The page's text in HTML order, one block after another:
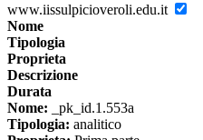
www.iissulpicioveroli.edu.it
Nome
Tipologia
Proprieta
Descrizione
Durata
Nome: _pk_id.1.553a
Tipologia: analitico